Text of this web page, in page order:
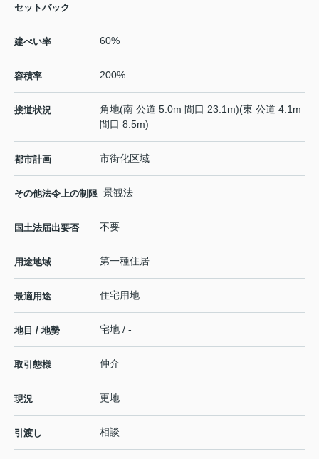
セットバック
建ぺい率 60%
容積率 200%
接道状況
角地(南 公道 5.0m 間口 23.1m)(東 公道 4.1m
間口 8.5m)
都市計画 市街化区域
その他法令上の制限 景観法
国土法届出要否 不要
用途地域 第一種住居
最適用途 住宅用地
地目 / 地勢 宅地 / -
取引態様 仲介
現況 更地
引渡し 相談